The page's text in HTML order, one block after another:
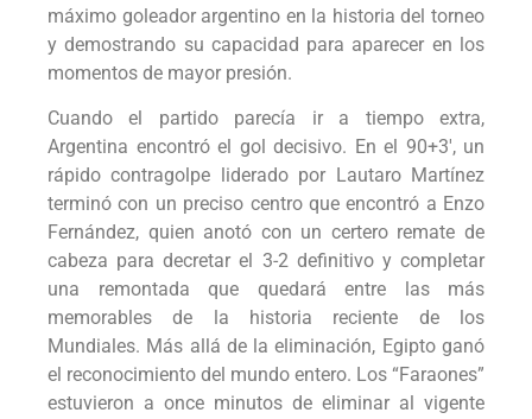
máximo goleador argentino en la historia del torneo
y demostrando su capacidad para aparecer en los
momentos de mayor presión.
Cuando el partido parecía ir a tiempo extra,
Argentina encontró el gol decisivo. En el 90+3′, un
rápido contragolpe liderado por Lautaro Martínez
terminó con un preciso centro que encontró a Enzo
Fernández, quien anotó con un certero remate de
cabeza para decretar el 3-2 definitivo y completar
una remontada que quedará entre las más
memorables de la historia reciente de los
Mundiales. Más allá de la eliminación, Egipto ganó
el reconocimiento del mundo entero. Los “Faraones”
estuvieron a once minutos de eliminar al vigente